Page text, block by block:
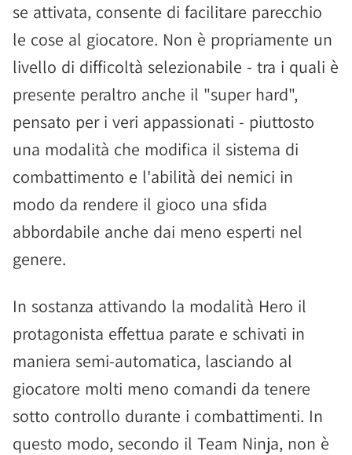
se attivata, consente di facilitare parecchio
le cose al giocatore. Non è propriamente un
livello di difficoltà selezionabile - tra i quali è
presente peraltro anche il "super hard",
pensato per i veri appassionati - piuttosto
una modalità che modifica il sistema di
combattimento e l'abilità dei nemici in
modo da rendere il gioco una sfida
abbordabile anche dai meno esperti nel
genere.
In sostanza attivando la modalità Hero il
protagonista effettua parate e schivati in
maniera semi-automatica, lasciando al
giocatore molti meno comandi da tenere
sotto controllo durante i combattimenti. In
questo modo, secondo il Team Ninja, non è